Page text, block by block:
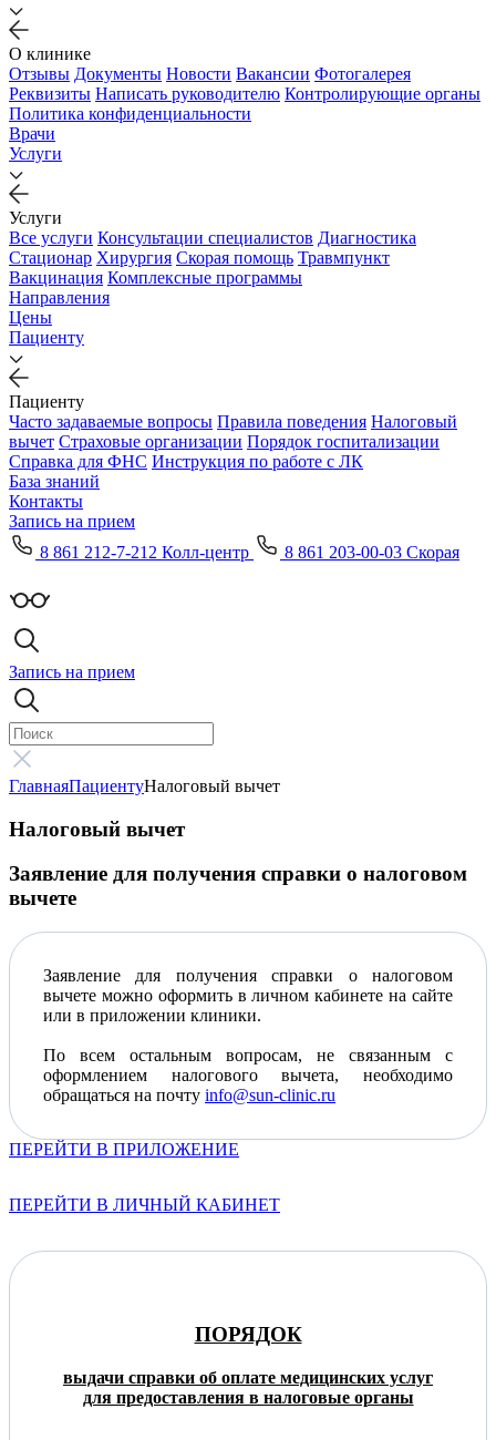
О клинике
Отзывы Документы Новости Вакансии Фотогалерея
Реквизиты Написать руководителю Контролирующие органы
Политика конфиденциальности
Врачи
Услуги
Услуги
Все услуги Консультации специалистов Диагностика
Стационар Хирургия Скорая помощь Травмпункт
Вакцинация Комплексные программы
Направления
Цены
Пациенту
Пациенту
Часто задаваемые вопросы Правила поведения Налоговый
вычет Страховые организации Порядок госпитализации
Справка для ФНС Инструкция по работе с ЛК
База знаний
Контакты
Запись на прием
8 861 212-7-212 Колл-центр
8 861 203-00-03 Скорая
Запись на прием
ГлавнаяПациентуНалоговый вычет
Налоговый вычет
Заявление для получения справки о налоговом
вычете
Заявление для получения справки о налоговом
вычете можно оформить в личном кабинете на сайте
или в приложении клиники.
По всем остальным вопросам, не связанным с
оформлением налогового вычета, необходимо
обращаться на почту info@sun-clinic.ru
ПЕРЕЙТИ В ПРИЛОЖЕНИЕ
ПЕРЕЙТИ В ЛИЧНЫЙ КАБИНЕТ
ПОРЯДОК
выдачи справки об оплате медицинских услуг
для предоставления в налоговые органы